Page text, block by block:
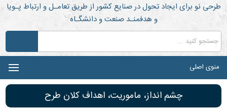
طرحی نو برای ایجاد تحول در صنایع کشور از طریق تعامـل و ارتباط پـویا
و هدفمنـد صنعت و دانشگـاه
منوی اصلی
چشم انداز، ماموریت، اهداف کلان طرح